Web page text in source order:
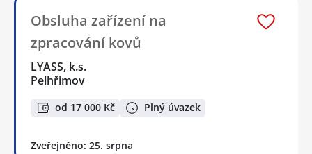
Obsluha zařízení na
zpracování kovů
LYASS, k.s.
Pelhřimov
od 17 000 Kč Plný úvazek
Zveřejněno: 25. srpna